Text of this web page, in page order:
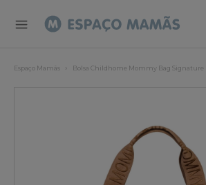
Espaço Mamãs Bolsa Childhome Mommy Bag Signature